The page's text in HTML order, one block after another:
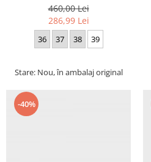
460,00 Lei
286,99 Lei
36 37 38 39
Stare: Nou, în ambalaj original
-40%